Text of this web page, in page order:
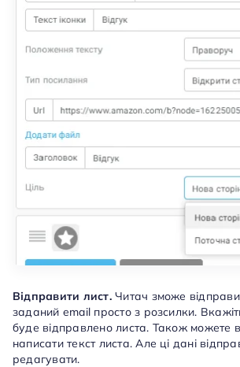
Відправити лист.Читач зможе
заданий email просто з розсилки.
буде відправлено листа. Також можете
написати текст листа. Але ці дані
редагувати.